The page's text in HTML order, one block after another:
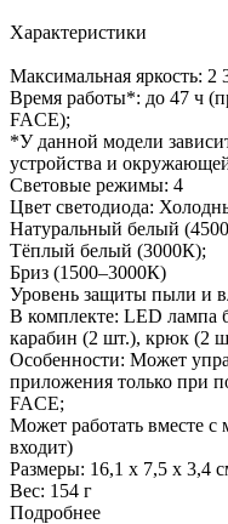
Характеристики
Максимальная яркость: 2
Время работы*: до 47 ч
FACE);
*У данной модели
устройства и
Световые режимы: 4
Цвет светодиода:
Натуральный белый
Тёплый белый (3000К);
Бриз (1500–3000К)
Уровень защиты пыли и
В комплекте: LED лампа
карабин (2 шт.), крюк (2
Особенности: Может
приложения только при
FACE;
Может работать вместе с
входит)
Размеры: 16,1 х 7,5 х 3,4
Вес: 154 г
Подробнее